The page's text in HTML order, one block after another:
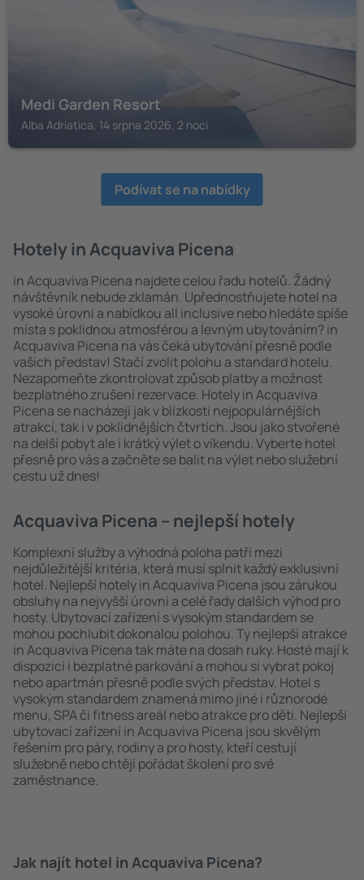
Medi Garden Resort
Alba Adriatica, 14 srpna 2026, 2 noci
Podívat se na nabídky
Hotely in Acquaviva Picena
in Acquaviva Picena najdete celou řadu hotelů. Žádný
návštěvník nebude zklamán. Upřednostňujete hotel na
vysoké úrovni a nabídkou all inclusive nebo hledáte spíše
místa s poklidnou atmosférou a levným ubytováním? in
Acquaviva Picena na vás čeká ubytování přesně podle
vašich představ! Stačí zvolit polohu a standard hotelu.
Nezapomeňte zkontrolovat způsob platby a možnost
bezplatného zrušení rezervace. Hotely in Acquaviva
Picena se nacházejí jak v blízkosti nejpopulárnějších
atrakcí, tak i v poklidnějších čtvrtích. Jsou jako stvořené
na delší pobyt ale i krátký výlet o víkendu. Vyberte hotel
přesně pro vás a začněte se balit na výlet nebo služební
cestu už dnes!
Acquaviva Picena – nejlepší hotely
Komplexní služby a výhodná poloha patří mezi
nejdůležitější kritéria, která musí splnit každý exklusivní
hotel. Nejlepší hotely in Acquaviva Picena jsou zárukou
obsluhy na nejvyšší úrovni a celé řady dalších výhod pro
hosty. Ubytovací zařízení s vysokým standardem se
mohou pochlubit dokonalou polohou. Ty nejlepší atrakce
in Acquaviva Picena tak máte na dosah ruky. Hosté mají k
dispozici i bezplatné parkování a mohou si vybrat pokoj
nebo apartmán přesně podle svých představ. Hotel s
vysokým standardem znamená mimo jiné i různorodé
menu, SPA či fitness areál nebo atrakce pro děti. Nejlepší
ubytovací zařízení in Acquaviva Picena jsou skvělým
řešením pro páry, rodiny a pro hosty, kteří cestují
služebně nebo chtějí pořádat školení pro své
zaměstnance.
Jak najít hotel in Acquaviva Picena?